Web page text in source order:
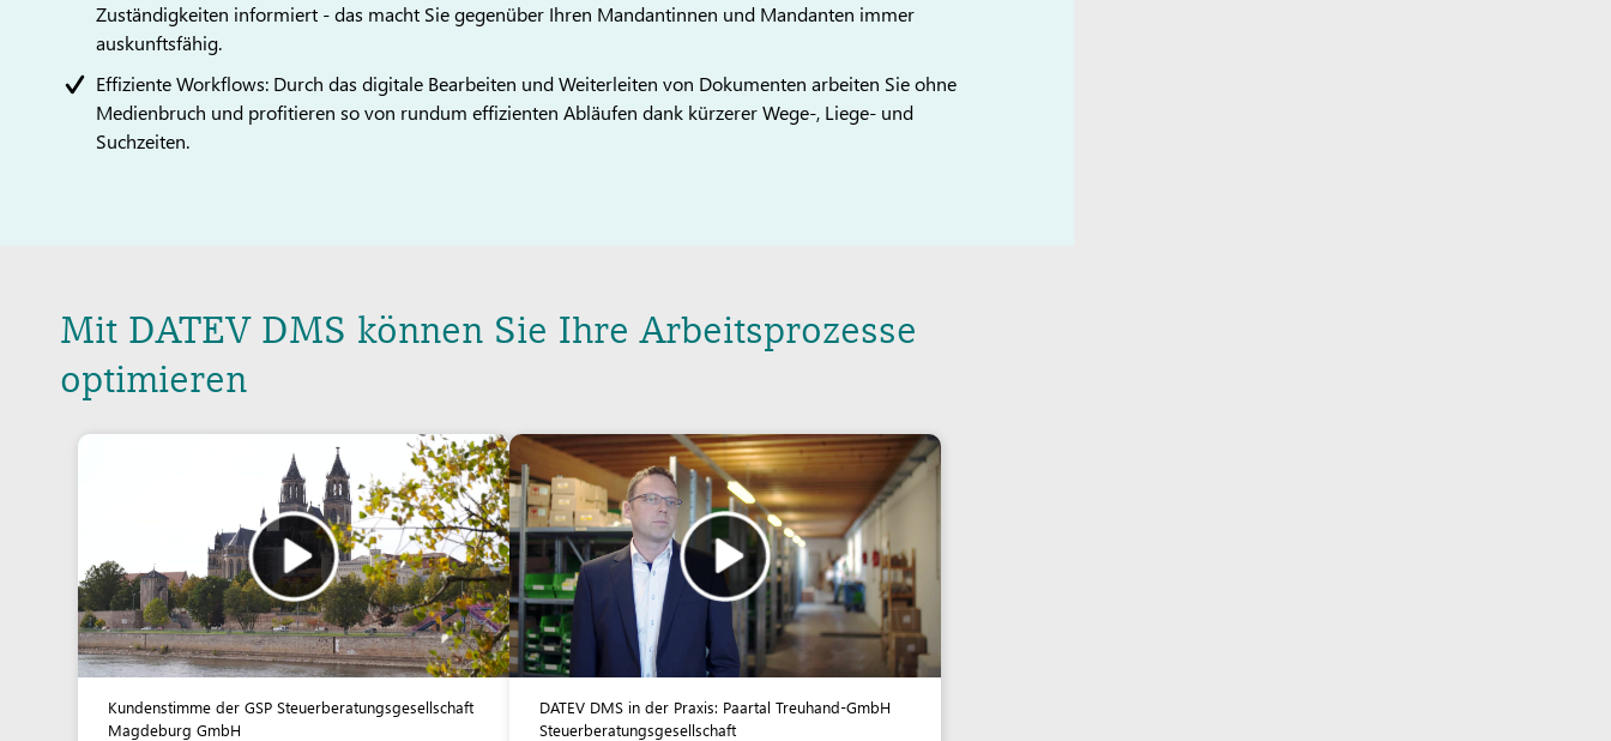
Zuständigkeiten informiert - das macht Sie gegenüber Ihren Mandantinnen und Mandanten immer
auskunftsfähig.
Effiziente Workflows: Durch das digitale Bearbeiten und Weiterleiten von Dokumenten arbeiten Sie ohne
Medienbruch und profitieren so von rundum effizienten Abläufen dank kürzerer Wege-, Liege- und
Suchzeiten.
Mit DATEV DMS können Sie Ihre Arbeitsprozesse
optimieren
Kundenstimme der GSP Steuerberatungsgesellschaft
Magdeburg GmbH
DATEV DMS in der Praxis: Paartal Treuhand-GmbH
Steuerberatungsgesellschaft